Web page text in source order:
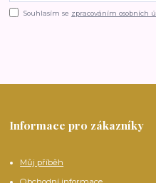
Souhlasím se zpracováním osobních
Informace pro zákazníky
Můj příběh